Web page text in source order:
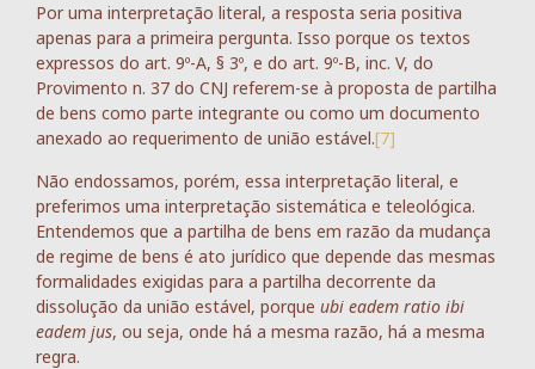
Por uma interpretação literal, a resposta seria positiva
apenas para a primeira pergunta. Isso porque os textos
expressos do art. 9º-A, § 3º, e do art. 9º-B, inc. V, do
Provimento n. 37 do CNJ referem-se à proposta de partilha
de bens como parte integrante ou como um documento
anexado ao requerimento de união estável.[7]
Não endossamos, porém, essa interpretação literal, e
preferimos uma interpretação sistemática e teleológica.
Entendemos que a partilha de bens em razão da mudança
de regime de bens é ato jurídico que depende das mesmas
formalidades exigidas para a partilha decorrente da
dissolução da união estável, porque ubi eadem ratio ibi
eadem jus, ou seja, onde há a mesma razão, há a mesma
regra.